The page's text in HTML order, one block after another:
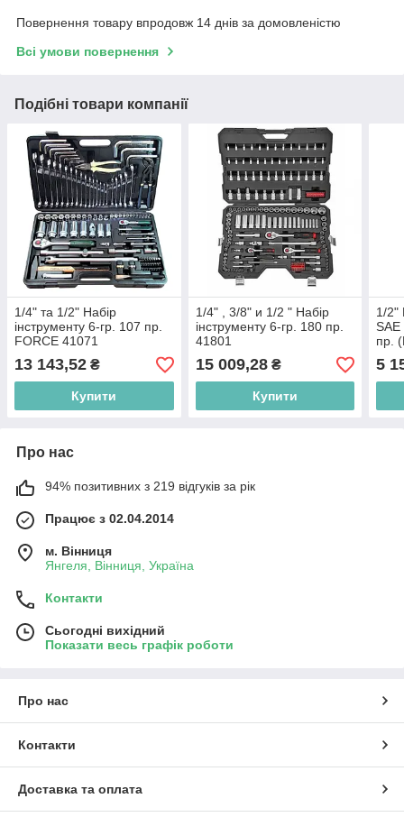
Повернення товару впродовж 14 днів за домовленістю
Всі умови повернення
Подібні товари компанії
1/4" та 1/2" Набір
інструменту 6-гр. 107 пр.
FORCE 41071
13 143,52 ₴
Купити
1/4" , 3/8" и 1/2 " Набір
інструменту 6-гр. 180 пр.
41801
15 009,28₴
Купити
1/2"
пр.
5
Про нас
94% позитивних з 219 відгуків за рік
Працює з 02.04.2014
м. Вінниця
Янгеля, Вінниця, Україна
Контакти
Сьогодні вихідний
Показати весь графік роботи
Про нас
Контакти
Доставка та оплата